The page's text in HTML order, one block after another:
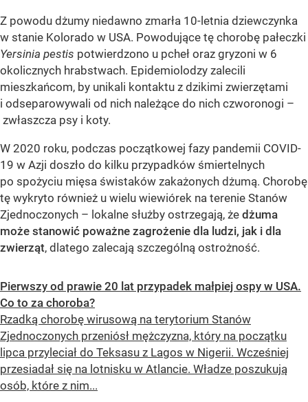
Z powodu dżumy niedawno zmarła 10-letnia dziewczynka
w stanie Kolorado w USA. Powodujące tę chorobę pałeczki
Yersinia pestis potwierdzono u pcheł oraz gryzoni w 6
okolicznych hrabstwach. Epidemiolodzy zalecili
mieszkańcom, by unikali kontaktu z dzikimi zwierzętami
i odseparowywali od nich należące do nich czworonogi –
zwłaszcza psy i koty.
W 2020 roku, podczas początkowej fazy pandemii COVID-
19 w Azji doszło do kilku przypadków śmiertelnych
po spożyciu mięsa świstaków zakażonych dżumą. Chorobę
tę wykryto również u wielu wiewiórek na terenie Stanów
Zjednoczonych – lokalne służby ostrzegają, że dżuma
może stanowić poważne zagrożenie dla ludzi, jak i dla
zwierząt, dlatego zalecają szczególną ostrożność.
Pierwszy od prawie 20 lat przypadek małpiej ospy w USA.
Co to za choroba?
Rzadką chorobę wirusową na terytorium Stanów
Zjednoczonych przeniósł mężczyzna, który na początku
lipca przyleciał do Teksasu z Lagos w Nigerii. Wcześniej
przesiadał się na lotnisku w Atlancie. Władze poszukują
osób, które z nim...